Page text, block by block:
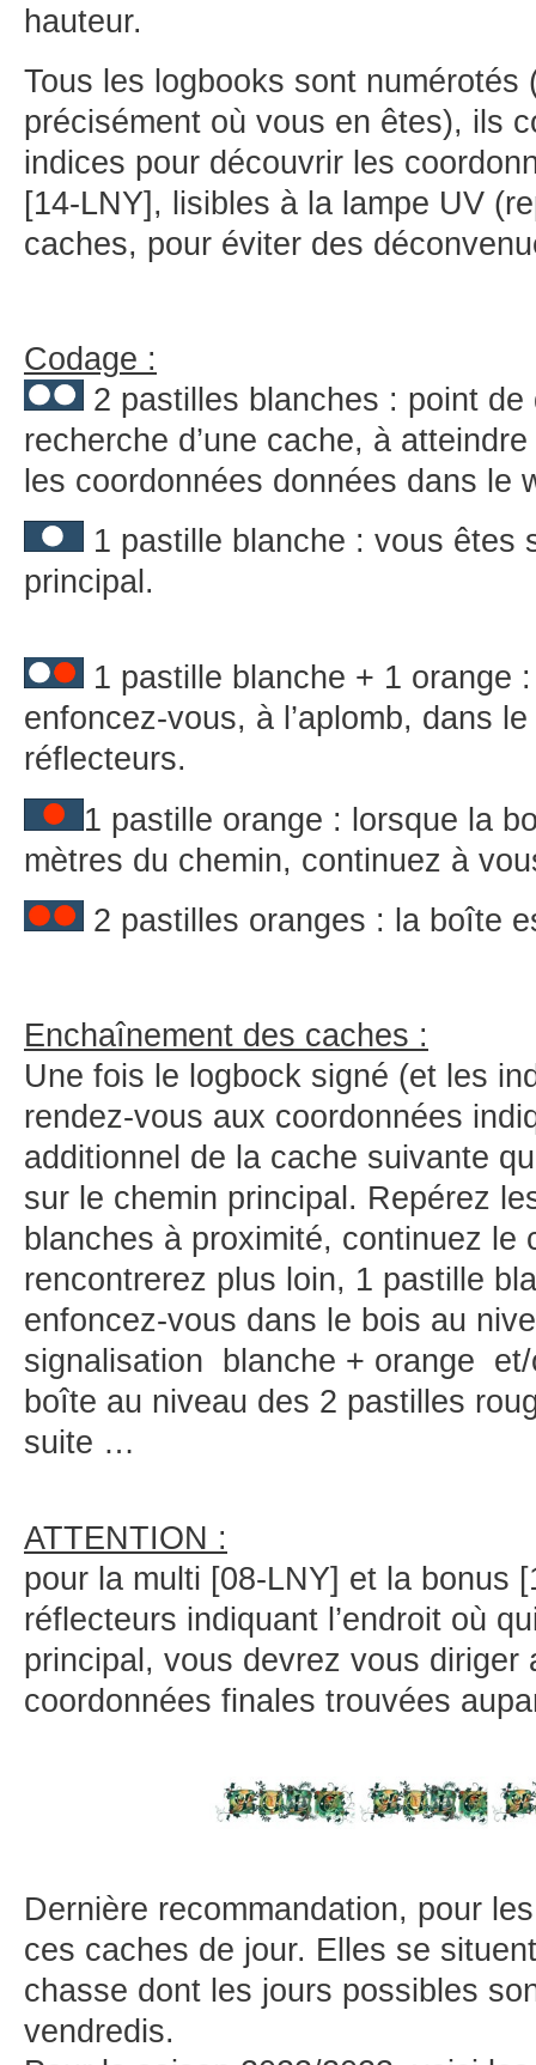
hauteur.
Tous les logbooks sont numérotés
précisément où vous en êtes), ils
indices pour découvrir les
[14-LNY], lisibles à la lampe UV
caches, pour éviter des
Codage :
2 pastilles blanches : point de
recherche d’une cache, à
les coordonnées données dans le
1 pastille blanche : vous êtes
principal.
1 pastille blanche + 1 orange
enfoncez-vous, à l’aplomb, dans
réflecteurs.
1 pastille orange : lorsque la
mètres du chemin, continuez à
2 pastilles oranges : la boîte
Enchaînement des caches :
Une fois le logbock signé (et les
rendez-vous aux coordonnées
additionnel de la cache suivante
sur le chemin principal. Repérez
blanches à proximité, continuez le
rencontrerez plus loin, 1 pastille
enfoncez-vous dans le bois au
signalisation blanche + orange
boîte au niveau des 2 pastilles
suite …
ATTENTION :
pour la multi [08-LNY] et la bonus
réflecteurs indiquant l’endroit où
principal, vous devrez vous diriger
coordonnées finales trouvées
Dernière recommandation, pour
ces caches de jour. Elles se
chasse dont les jours possibles
vendredis.